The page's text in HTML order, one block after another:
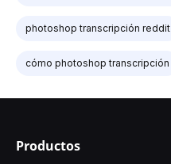
photoshop transcripción reddit
cómo photoshop transcripción
Productos